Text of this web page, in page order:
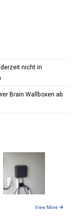
nicht in
Brain Wallboxen ab
View More